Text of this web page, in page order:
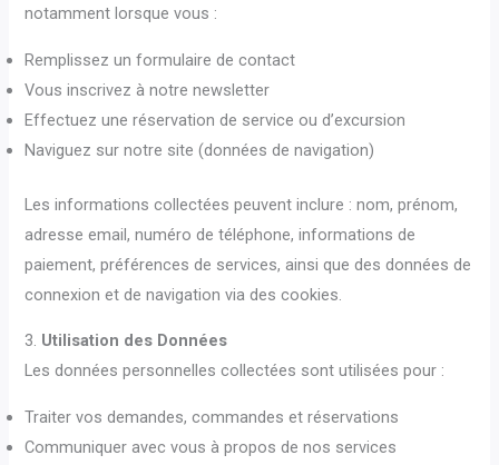
notamment lorsque vous :
Remplissez un formulaire de contact
Vous inscrivez à notre newsletter
Effectuez une réservation de service ou d’excursion
Naviguez sur notre site (données de navigation)
Les informations collectées peuvent inclure : nom, prénom,
adresse email, numéro de téléphone, informations de
paiement, préférences de services, ainsi que des données de
connexion et de navigation via des cookies.
3. Utilisation des Données
Les données personnelles collectées sont utilisées pour :
Traiter vos demandes, commandes et réservations
Communiquer avec vous à propos de nos services